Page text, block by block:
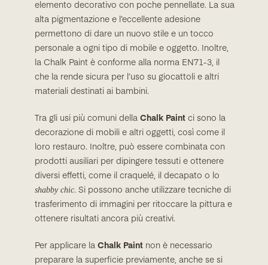
elemento decorativo con poche pennellate. La sua
alta pigmentazione e l’eccellente adesione
permettono di dare un nuovo stile e un tocco
personale a ogni tipo di mobile e oggetto. Inoltre,
la Chalk Paint è conforme alla norma EN71-3, il
che la rende sicura per l’uso su giocattoli e altri
materiali destinati ai bambini.
Tra gli usi più comuni della Chalk Paint ci sono la
decorazione di mobili e altri oggetti, così come il
loro restauro. Inoltre, può essere combinata con
prodotti ausiliari per dipingere tessuti e ottenere
diversi effetti, come il craquelé, il decapato o lo
shabby chic. Si possono anche utilizzare tecniche di
trasferimento di immagini per ritoccare la pittura e
ottenere risultati ancora più creativi.
Per applicare la Chalk Paint non è necessario
preparare la superficie previamente, anche se si